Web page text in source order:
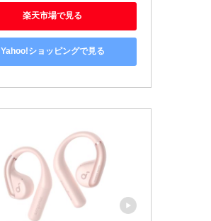
楽天市場で見る
Yahoo!ショッピングで見る